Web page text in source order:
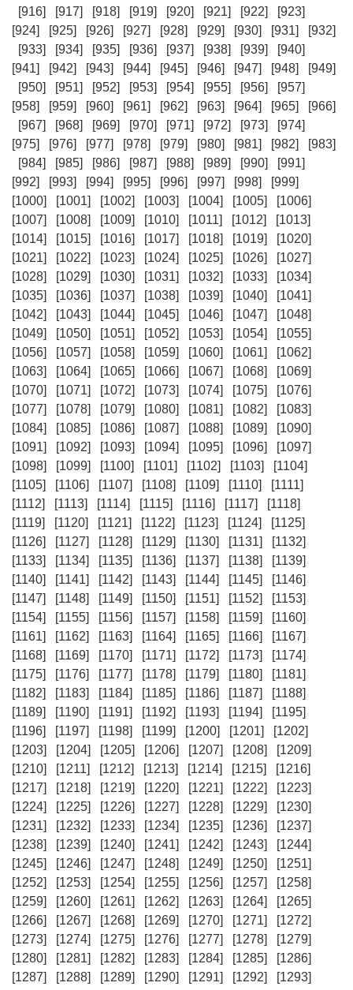
[916] [917] [918] [919] [920] [921] [922]
[923]
[924]
[925] [926] [927] [928] [929] [930] [931]
[932]
[933]
[934] [935] [936] [937] [938] [939]
[940]
[941]
[942] [943] [944] [945] [946] [947] [948]
[949]
[950]
[951] [952] [953] [954] [955] [956]
[957]
[958]
[959] [960] [961] [962] [963] [964] [965]
[966]
[967]
[968] [969] [970] [971] [972] [973]
[974]
[975]
[976] [977] [978] [979] [980] [981] [982]
[983]
[984]
[985] [986] [987] [988] [989] [990]
[991]
[992]
[993] [994] [995] [996] [997] [998]
[999]
[1000]
[1001] [1002] [1003] [1004] [1005]
[1006]
[1007]
[1008] [1009] [1010] [1011] [1012]
[1013]
[1014]
[1015] [1016] [1017] [1018] [1019]
[1020]
[1021]
[1022] [1023] [1024] [1025] [1026]
[1027]
[1028]
[1029] [1030] [1031] [1032] [1033]
[1034]
[1035]
[1036] [1037] [1038] [1039] [1040]
[1041]
[1042]
[1043] [1044] [1045] [1046] [1047]
[1048]
[1049]
[1050] [1051] [1052] [1053] [1054]
[1055]
[1056]
[1057] [1058] [1059] [1060] [1061]
[1062]
[1063]
[1064] [1065] [1066] [1067] [1068]
[1069]
[1070]
[1071] [1072] [1073] [1074] [1075]
[1076]
[1077]
[1078] [1079] [1080] [1081] [1082]
[1083]
[1084]
[1085] [1086] [1087] [1088] [1089]
[1090]
[1091]
[1092] [1093] [1094] [1095] [1096]
[1097]
[1098]
[1099] [1100] [1101] [1102] [1103]
[1104]
[1105]
[1106] [1107] [1108] [1109] [1110]
[1111]
[1112]
[1113] [1114] [1115] [1116] [1117]
[1118]
[1119]
[1120] [1121] [1122] [1123] [1124]
[1125]
[1126]
[1127] [1128] [1129] [1130] [1131]
[1132]
[1133]
[1134] [1135] [1136] [1137] [1138]
[1139]
[1140]
[1141] [1142] [1143] [1144] [1145]
[1146]
[1147]
[1148] [1149] [1150] [1151] [1152]
[1153]
[1154]
[1155] [1156] [1157] [1158] [1159]
[1160]
[1161]
[1162] [1163] [1164] [1165] [1166]
[1167]
[1168]
[1169] [1170] [1171] [1172] [1173]
[1174]
[1175]
[1176] [1177] [1178] [1179] [1180]
[1181]
[1182]
[1183] [1184] [1185] [1186] [1187]
[1188]
[1189]
[1190] [1191] [1192] [1193] [1194]
[1195]
[1196]
[1197] [1198] [1199] [1200] [1201]
[1202]
[1203]
[1204] [1205] [1206] [1207] [1208]
[1209]
[1210]
[1211] [1212] [1213] [1214] [1215]
[1216]
[1217]
[1218] [1219] [1220] [1221] [1222]
[1223]
[1224]
[1225] [1226] [1227] [1228] [1229]
[1230]
[1231]
[1232] [1233] [1234] [1235] [1236]
[1237]
[1238]
[1239] [1240] [1241] [1242] [1243]
[1244]
[1245]
[1246] [1247] [1248] [1249] [1250]
[1251]
[1252]
[1253] [1254] [1255] [1256] [1257]
[1258]
[1259]
[1260] [1261] [1262] [1263] [1264]
[1265]
[1266]
[1267] [1268] [1269] [1270] [1271]
[1272]
[1273]
[1274] [1275] [1276] [1277] [1278]
[1279]
[1280]
[1281] [1282] [1283] [1284] [1285]
[1286]
[1287]
[1288] [1289] [1290] [1291] [1292]
[1293]